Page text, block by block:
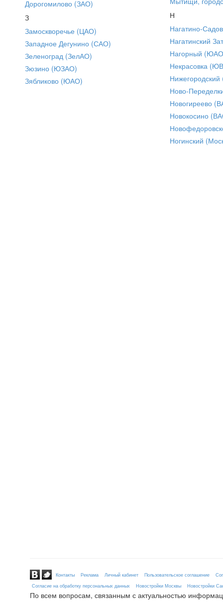
Дорогомилово (ЗАО)
З
Замоскворечье (ЦАО)
Западное Дегунино (САО)
Зеленоград (ЗелАО)
Зюзино (ЮЗАО)
Зябликово (ЮАО)
Н
Нагатино-
Нагатинский
Нагорный
Некрасовка
Ново-
Новогиреево
Новокосино
Ногинский
Контакты Реклама Личный кабинет Пользовательское соглашение
Согласие на обработку персональных данных
Новостройки Москвы Новостройки
По всем вопросам, связанным с актуальностью